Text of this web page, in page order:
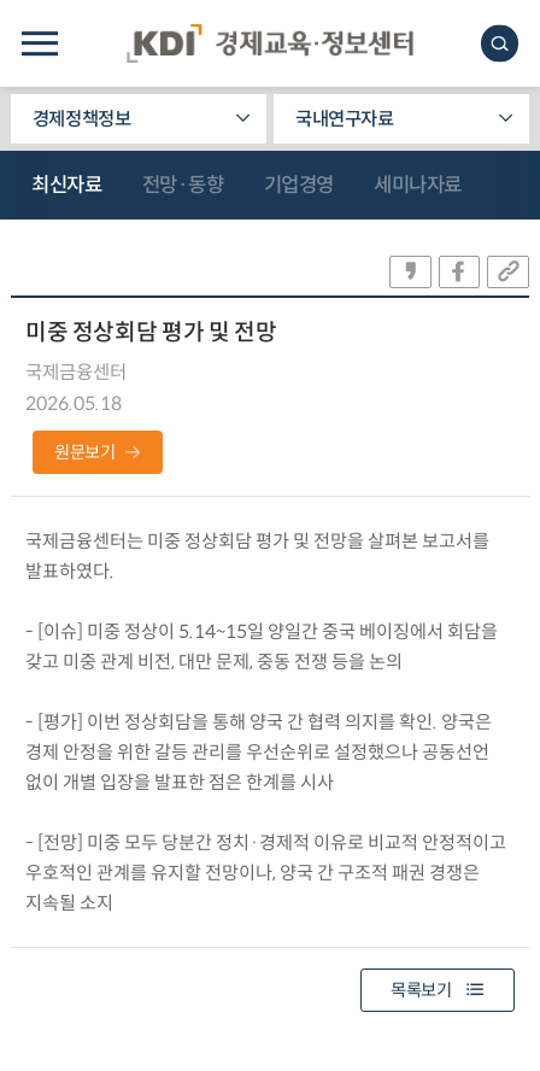
경제정책정보 국내연구자료
최신자료 전망·동향 기업경영 세미나자료
미중 정상회담 평가 및 전망
국제금융센터
2026.05.18
원문보기
국제금융센터는 미중 정상회담 평가 및 전망을 살펴본 보고서를
발표하였다.
- [이슈] 미중 정상이 5.14~15일 양일간 중국 베이징에서 회담을
갖고 미중 관계 비전, 대만 문제, 중동 전쟁 등을 논의
- [평가] 이번 정상회담을 통해 양국 간 협력 의지를 확인. 양국은
경제 안정을 위한 갈등 관리를 우선순위로 설정했으나 공동선언
없이 개별 입장을 발표한 점은 한계를 시사
- [전망] 미중 모두 당분간 정치·경제적 이유로 비교적 안정적이고
우호적인 관계를 유지할 전망이나, 양국 간 구조적 패권 경쟁은
지속될 소지
목록보기